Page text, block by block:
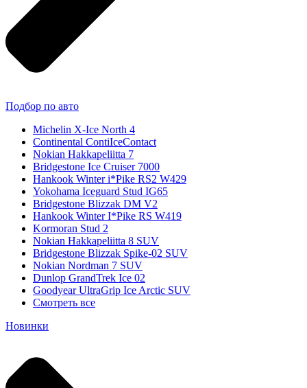
Подбор по авто
Michelin X-Ice North 4
Continental ContiIceContact
Nokian Hakkapeliitta 7
Bridgestone Ice Cruiser 7000
Hankook Winter i*Pike RS2 W429
Yokohama Iceguard Stud IG65
Bridgestone Blizzak DM V2
Hankook Winter I*Pike RS W419
Kormoran Stud 2
Nokian Hakkapeliitta 8 SUV
Bridgestone Blizzak Spike-02 SUV
Nokian Nordman 7 SUV
Dunlop GrandTrek Ice 02
Goodyear UltraGrip Ice Arctic SUV
Смотреть все
Новинки